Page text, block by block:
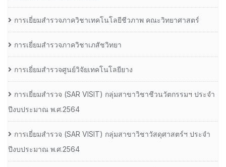
การเยี่ยมสำรวจภาควิชาเทคโนโลยีชีวภาพ คณะวิทยาศาสตร์
การเยี่ยมสำรวจภาควิชาเภสัชวิทยา
การเยี่ยมสำรวจศูนย์วิจัยเทคโนโลยียาง
การเยี่ยมสํารวจ (SAR VISIT) กลุ่มสาขาวิชาชีวนวัตกรรมฯ ประจํา
ปีงบประมาณ พ.ศ.2564
การเยี่ยมสํารวจ (SAR VISIT) กลุ่มสาขาวิชาวัสดุศาสตร์ฯ ประจํา
ปีงบประมาณ พ.ศ.2564